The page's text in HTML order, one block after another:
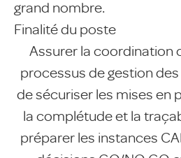
grand nombre.
Finalité du poste
Assurer la coordination
processus de gestion
de sécuriser les mises en
la complétude et la
préparer les instances